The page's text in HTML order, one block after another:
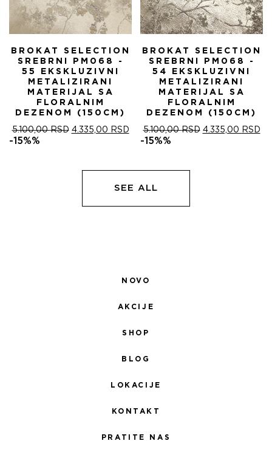
BROKAT SELECTION
SREBRNI PM068 -
55 EKSKLUZIVNI
METALIZIRANI
MATERIJAL SA
FLORALNIM
DEZENOM (150CM)
5.100,00RSD ОРИГИНАЛНА
5.100,00 RSD.
4.335,00 RSDТРЕНУТНА
ЦЕНА
-15%%
BROKAT SELECTION
SREBRNI PM068 -
54 EKSKLUZIVNI
METALIZIRANI
MATERIJAL SA
FLORALNIM
DEZENOM (150CM)
5.100,00RSD ОРИГИНАЛНА
4.335,00 RSD
-15%%
SEE ALL
NOVO
AKCIJE
SHOP
BLOG
LOKACIJE
KONTAKT
PRATITE NAS